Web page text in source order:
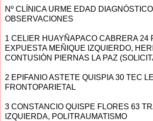
Nº CLÍNICA URME EDAD DIAGNÓSTICO
OBSERVACIONES
1 CELIER HUAYÑAPACO CABRERA 24
EXPUESTA MEÑIQUE IZQUIERDO,
CONTUSIÓN PIERNAS LA PAZ
2 EPIFANIO ASTETE QUISPIA 30 TEC
FRONTOPARIETAL
3 CONSTANCIO QUISPE FLORES 63
IZQUIERDA, POLITRAUMATISMO